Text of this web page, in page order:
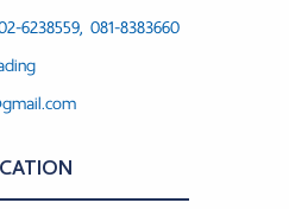
6238559, 081-8383660